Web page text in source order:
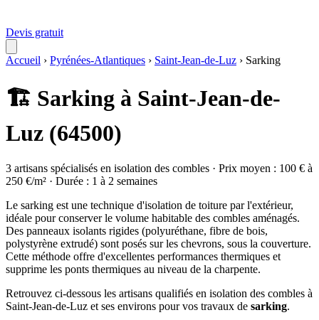
Devis gratuit
Accueil › Pyrénées-Atlantiques › Saint-Jean-de-Luz › Sarking
🏗️ Sarking à Saint-Jean-de-
Luz (64500)
3 artisans spécialisés en isolation des combles · Prix moyen : 100 € à
250 €/m² · Durée : 1 à 2 semaines
Le sarking est une technique d'isolation de toiture par l'extérieur,
idéale pour conserver le volume habitable des combles aménagés.
Des panneaux isolants rigides (polyuréthane, fibre de bois,
polystyrène extrudé) sont posés sur les chevrons, sous la couverture.
Cette méthode offre d'excellentes performances thermiques et
supprime les ponts thermiques au niveau de la charpente.
Retrouvez ci-dessous les artisans qualifiés en isolation des combles à
Saint-Jean-de-Luz et ses environs pour vos travaux de sarking.